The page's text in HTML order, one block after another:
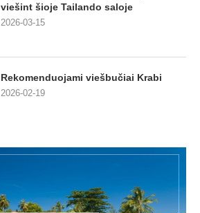
viešint šioje Tailando saloje
2026-03-15
Rekomenduojami viešbučiai Krabi
2026-02-19